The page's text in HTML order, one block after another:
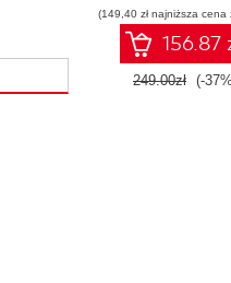
(149,40 zł najniższa cena
156.87
249.00zł (-